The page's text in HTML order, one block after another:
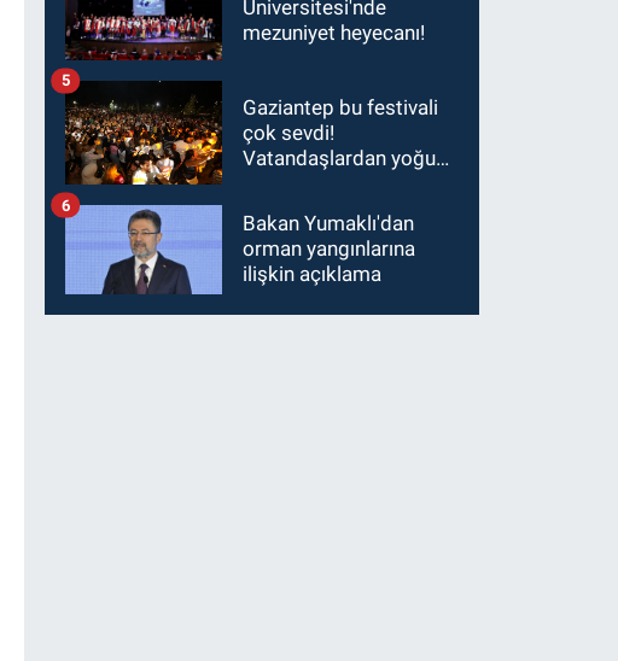
Üniversitesi'nde
mezuniyet heyecanı!
Gaziantep bu festivali
çok sevdi!
Vatandaşlardan yoğun
5
Bakan Yumaklı'dan
orman yangınlarına
ilişkin açıklama
6